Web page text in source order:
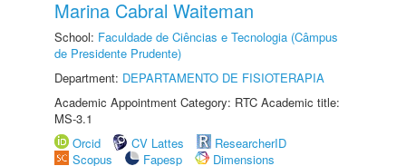
Marina Cabral Waiteman
School: Faculdade de Ciências e Tecnologia (Câmpus
de Presidente Prudente)
Department: DEPARTAMENTO DE FISIOTERAPIA
Academic Appointment Category: RTC Academic title:
MS-3.1
Orcid
CV Lattes
ResearcherID
Scopus
Fapesp
Dimensions